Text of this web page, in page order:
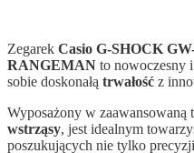
Zegarek Casio G-SHOCK
RANGEMAN to nowoczesny
sobie doskonałą trwałość z
Wyposażony w zaawansowaną
wstrząsy, jest idealnym
poszukujących nie tylko